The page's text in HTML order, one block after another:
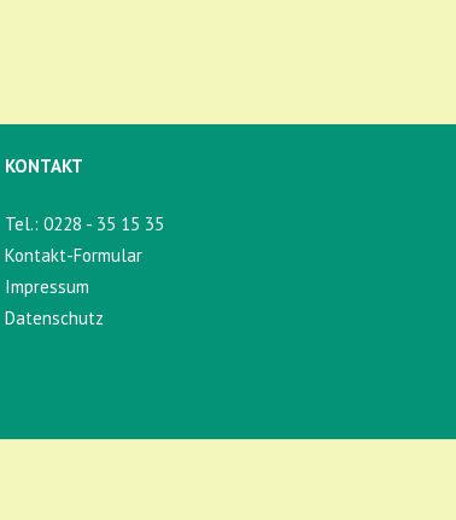
KONTAKT
Tel.: 0228 - 35 15 35
Kontakt-Formular
Impressum
Datenschutz